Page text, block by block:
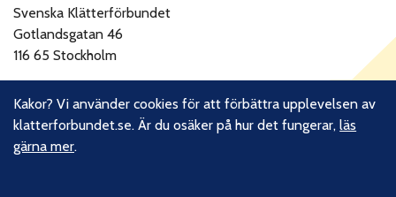
Svenska Klätterförbundet
Gotlandsgatan 46
116 65 Stockholm
E-post: kansliet@klatterforbundet.rf.se
Övriga kontaktuppgifter
Kakor? Vi använder cookies för att förbättra upplevelsen av
klatterforbundet.se. Är du osäker på hur det fungerar,läs
gärna mer.